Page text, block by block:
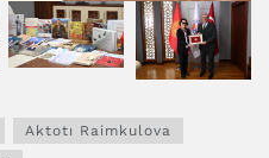
Aktotı Raimkulova